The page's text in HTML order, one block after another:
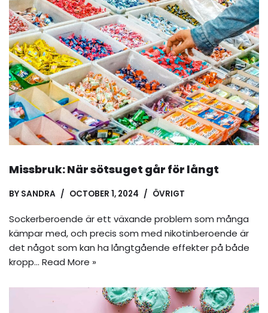
Missbruk: När sötsuget går för långt
BY SANDRA OCTOBER 1, 2024 ÖVRIGT
Sockerberoende är ett växande problem som många
kämpar med, och precis som med nikotinberoende är
det något som kan ha långtgående effekter på både
kropp… Read More »